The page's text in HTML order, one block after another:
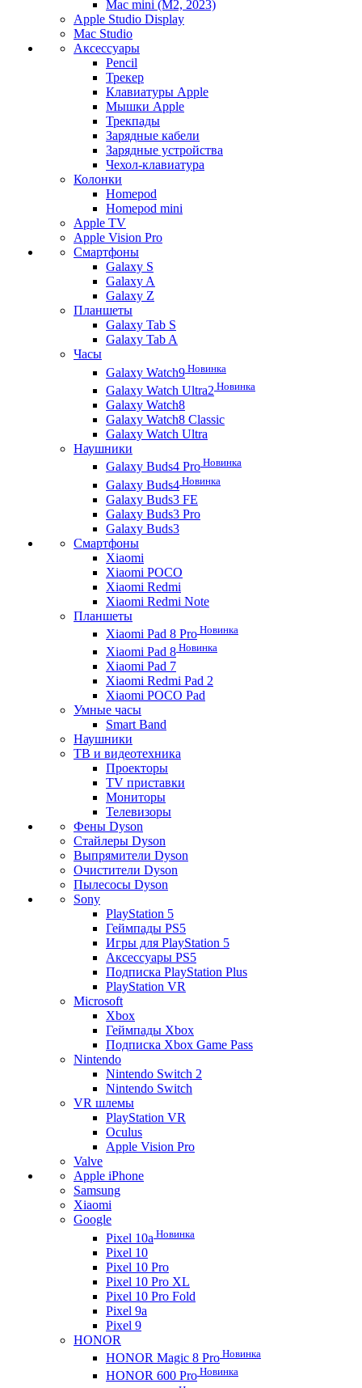
Mac mini (M2, 2023)
Apple Studio Display
Mac Studio
Аксессуары
Pencil
Трекер
Клавиатуры Apple
Мышки Apple
Трекпады
Зарядные кабели
Зарядные устройства
Чехол-клавиатура
Колонки
Homepod
Homepod mini
Apple TV
Apple Vision Pro
Смартфоны
Galaxy S
Galaxy A
Galaxy Z
Планшеты
Galaxy Tab S
Galaxy Tab A
Часы
Galaxy Watch9 Новинка
Galaxy Watch Ultra2 Новинка
Galaxy Watch8
Galaxy Watch8 Classic
Galaxy Watch Ultra
Наушники
Galaxy Buds4 Pro Новинка
Galaxy Buds4 Новинка
Galaxy Buds3 FE
Galaxy Buds3 Pro
Galaxy Buds3
Смартфоны
Xiaomi
Xiaomi POCO
Xiaomi Redmi
Xiaomi Redmi Note
Планшеты
Xiaomi Pad 8 Pro Новинка
Xiaomi Pad 8 Новинка
Xiaomi Pad 7
Xiaomi Redmi Pad 2
Xiaomi POCO Pad
Умные часы
Smart Band
Наушники
ТВ и видеотехника
Проекторы
TV приставки
Мониторы
Телевизоры
Фены Dyson
Стайлеры Dyson
Выпрямители Dyson
Очистители Dyson
Пылесосы Dyson
Sony
PlayStation 5
Геймпады PS5
Игры для PlayStation 5
Аксессуары PS5
Подписка PlayStation Plus
PlayStation VR
Microsoft
Xbox
Геймпады Xbox
Подписка Xbox Game Pass
Nintendo
Nintendo Switch 2
Nintendo Switch
VR шлемы
PlayStation VR
Oculus
Apple Vision Pro
Valve
Apple iPhone
Samsung
Xiaomi
Google
Pixel 10a Новинка
Pixel 10
Pixel 10 Pro
Pixel 10 Pro XL
Pixel 10 Pro Fold
Pixel 9a
Pixel 9
HONOR
HONOR Magic 8 Pro Новинка
HONOR 600 Pro Новинка